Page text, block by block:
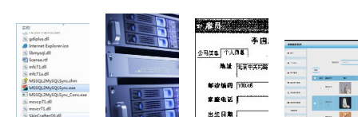
库及计算机
网络服务的
深度融合路
径
缝连接的数
据库及计算
机网络服务
体系
背景与关键
技能 数据
库与计算机
网络服务
规划建设
数据库及计
算机网络服